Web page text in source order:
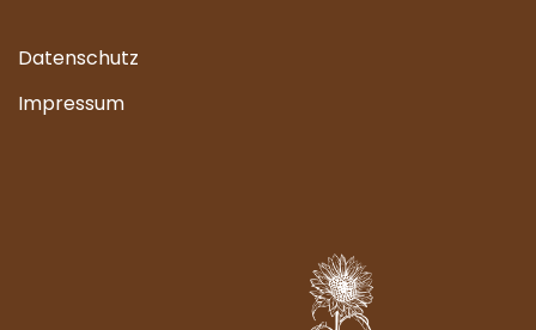
Datenschutz
Impressum